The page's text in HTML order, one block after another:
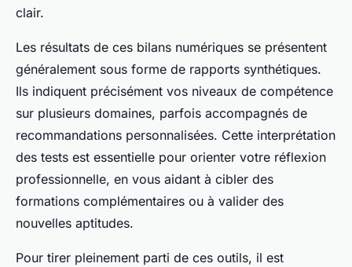
clair.
Les résultats de ces bilans numériques se présentent
généralement sous forme de rapports synthétiques.
Ils indiquent précisément vos niveaux de compétence
sur plusieurs domaines, parfois accompagnés de
recommandations personnalisées. Cette interprétation
des tests est essentielle pour orienter votre réflexion
professionnelle, en vous aidant à cibler des
formations complémentaires ou à valider des
nouvelles aptitudes.
Pour tirer pleinement parti de ces outils, il est